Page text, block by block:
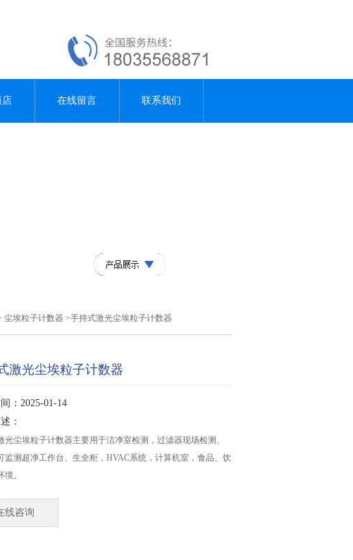
店 在线留言 联系我们
尘埃粒子计数器 >手持式激光尘埃粒子计数器
激光尘埃粒子计数器
：2025-01-14
：
光尘埃粒子计数器主要用于洁净室检测，过滤器现场检测、
监测超净工作台、生全柜，HVAC系统，计算机室，食品、饮
。
线咨询